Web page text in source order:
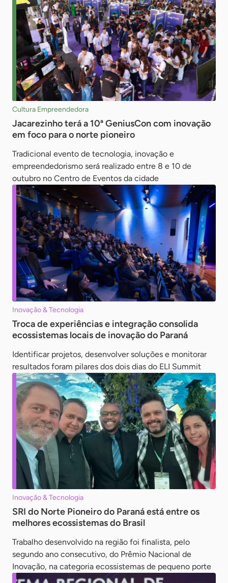
Cultura Empreendedora
Jacarezinho terá a 10ª GeniusCon com inovação
em foco para o norte pioneiro
Tradicional evento de tecnologia, inovação e
empreendedorismo será realizado entre 8 e 10 de
outubro no Centro de Eventos da cidade
Inovação & Tecnologia
Troca de experiências e integração consolida
ecossistemas locais de inovação do Paraná
Identificar projetos, desenvolver soluções e monitorar
resultados foram pilares dos dois dias do ELI Summit
Inovação & Tecnologia
SRI do Norte Pioneiro do Paraná está entre os
melhores ecossistemas do Brasil
Trabalho desenvolvido na região foi finalista, pelo
segundo ano consecutivo, do Prêmio Nacional de
Inovação, na categoria ecossistemas de pequeno porte